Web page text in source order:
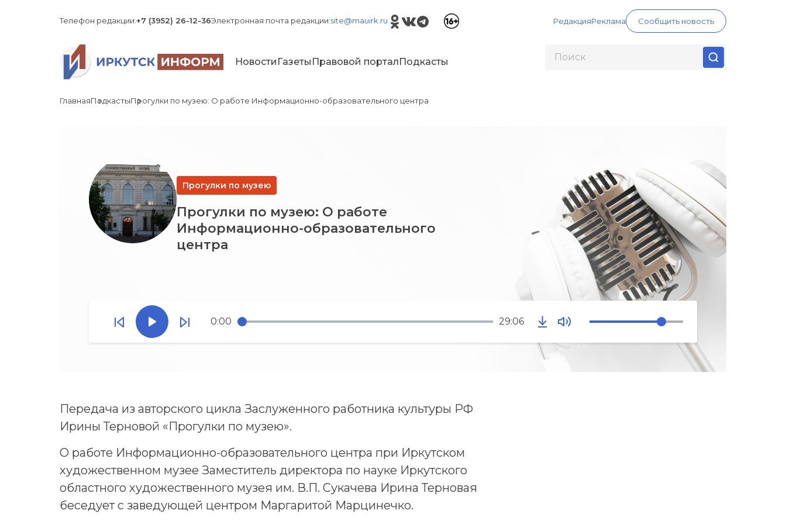
Телефон редакции:+7 (3952) 26-12-36Электронная почта редакции:site@mauirk.ru РедакцияРеклама Сообщить новость
Новости Газеты Правовой портал Подкасты
ГлавнаяПодкастыПрогулки по музею: О работе Информационно-образовательного центра
Прогулки по музею
Прогулки по музею: О работе
Информационно-образовательного
центра
0:00 29:06
Передача из авторского цикла Заслуженного работника культуры РФ
Ирины Терновой «Прогулки по музею».
О работе Информационно-образовательного центра при Иркутском
художественном музее Заместитель директора по науке Иркутского
областного художественного музея им. В.П. Сукачева Ирина Терновая
беседует с заведующей центром Маргаритой Марцинечко.